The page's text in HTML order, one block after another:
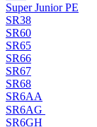
Super Junior PE
SR38
SR60
SR65
SR66
SR67
SR68
SR6AA
SR6AG
SR6GH